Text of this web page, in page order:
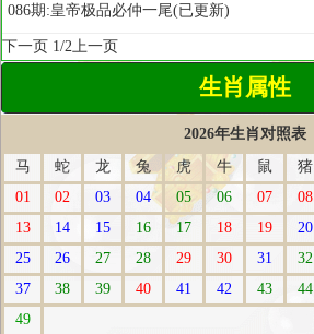
086期:皇帝极品必仲一尾(已更新)
下一页 1/2 上一页
生肖属性
2026年生肖对照表
马
蛇 龙 兔 虎 牛 鼠 猪
01
02 03 04 05 06 07 08
13
14 15 16 17 18 19 20
25
26 27 28 29 30 31 32
37
38 39 40 41 42 43 44
49